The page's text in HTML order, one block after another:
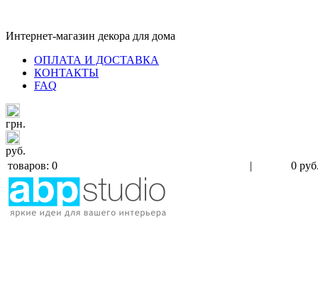
Интернет-магазин декора для дома
ОПЛАТА И ДОСТАВКА
КОНТАКТЫ
FAQ
грн.
руб.
товаров: 0
| 0